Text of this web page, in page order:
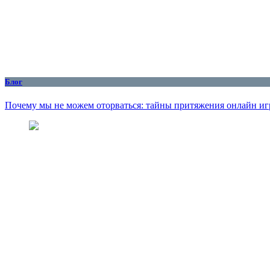
Блог
Почему мы не можем оторваться: тайны притяжения онлайн